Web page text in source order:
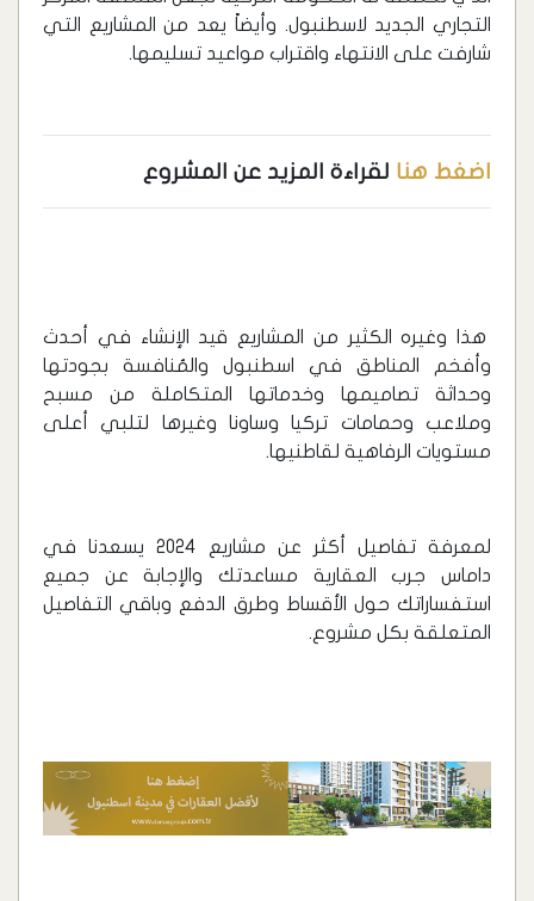
التجاري الجديد لاسطنبول. وأيضاً يعد من المشاريع التي
شارفت على الانتهاء واقتراب مواعيد تسليمها.
اضغط هنا لقراءة المزيد عن المشروع
هذا وغيره الكثير من المشاريع قيد الإنشاء في أحدث
وأفخم المناطق في اسطنبول والمُنافسة بجودتها
وحداثة تصاميمها وخدماتها المتكاملة من مسبح
وملاعب وحمامات تركيا وساونا وغيرها لتلبي أعلى
مستويات الرفاهية لقاطنيها.
لمعرفة تفاصيل أكثر عن مشاريع 2024 يسعدنا في
داماس جرب العقارية مساعدتك والإجابة عن جميع
استفساراتك حول الأقساط وطرق الدفع وباقي التفاصيل
المتعلقة بكل مشروع.